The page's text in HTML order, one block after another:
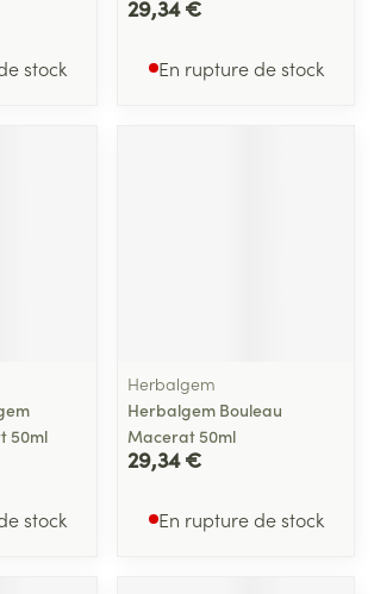
stock
29,34 €
En rupture de stock
50ml
stock
Herbalgem
Herbalgem Bouleau
Macerat 50ml
29,34 €
En rupture de stock